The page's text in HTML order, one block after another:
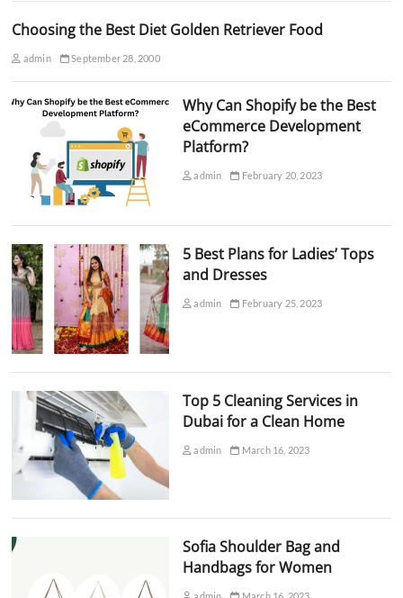
Choosing the Best Diet Golden Retriever Food
admin September 28, 2000
Why Can Shopify be the Best
eCommerce Development
Platform?
admin February 20, 2023
5 Best Plans for Ladies’ Tops
and Dresses
admin February 25, 2023
Top 5 Cleaning Services in
Dubai for a Clean Home
admin March 16, 2023
Sofia Shoulder Bag and
Handbags for Women
admin March 16, 2023